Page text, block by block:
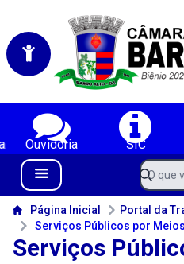
Serviços da Câmara Municipal
Ouvidoria SIC
Navegue pelo portal da Câmara
Menu Bar
O que
Conteúdo da Câmara de Barro
Página Inicial
Portal da
Serviços Públicos por
Serviços